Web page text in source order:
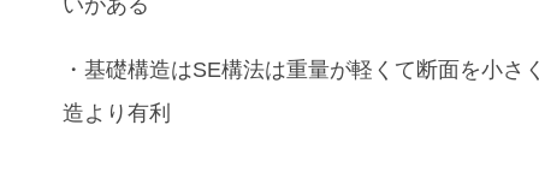
・基礎構造はSE構法は重量が軽くて断面を小さ
造より有利